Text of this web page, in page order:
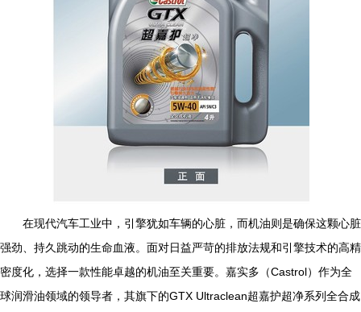
在现代汽车工业中，引擎犹如车辆的心脏，而机油则是确保这颗心脏
强劲、持久跳动的生命血液。面对日益严苛的排放法规和引擎技术的高精
密度化，选择一款性能卓越的机油至关重要。嘉实多（Castrol）作为全
球润滑油领域的领导者，其旗下的GTX Ultraclean超嘉护超净系列全合成